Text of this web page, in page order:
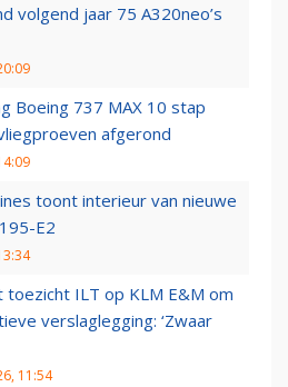
volgend jaar 75 A320neo’s
Boeing 737 MAX 10 stap
afgerond
toont interieur van nieuwe
E2
toezicht ILT op KLM E&M om
verslaglegging: ‘Zwaar
11:54